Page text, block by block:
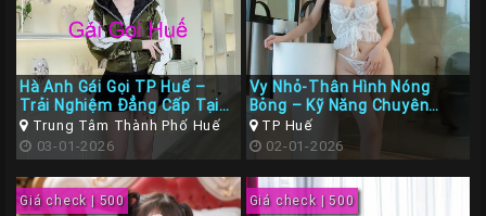
Hà Anh Gái Gọi TP Huế –
Trải Nghiệm Đẳng Cấp Tại
Cố Đô
Trung Tâm Thành Phố Huế
03-01-2026
Vy Nhỏ-Thân Hình Nóng
Bỏng – Kỹ Năng Chuyên
Nghiệp
TP Huế
02-01-2026
Giá check | 500
Giá check | 500